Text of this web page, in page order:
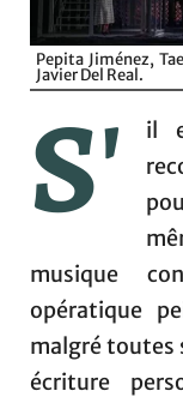
Pepita Jiménez,
Javier Del Real.
S'
il
musique
opératique
malgré toutes
écriture